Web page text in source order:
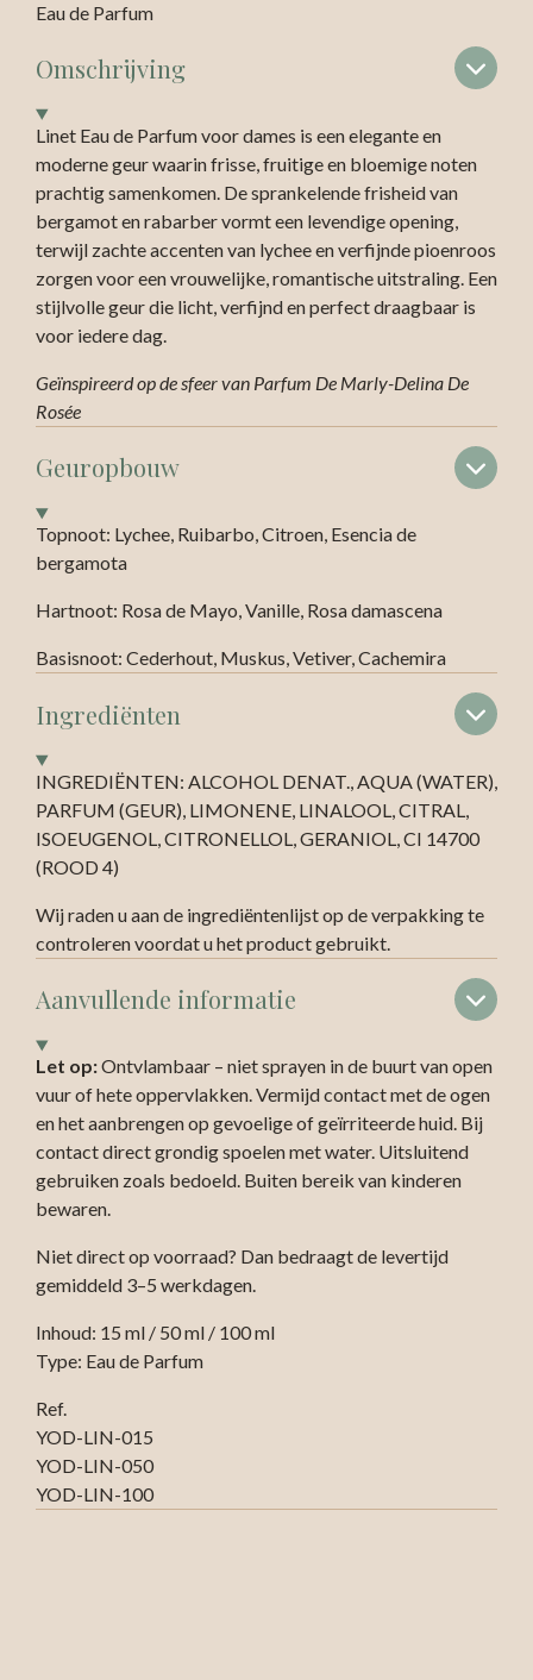
Eau de Parfum
Omschrijving
Linet Eau de Parfum voor dames is een elegante en
moderne geur waarin frisse, fruitige en bloemige noten
prachtig samenkomen. De sprankelende frisheid van
bergamot en rabarber vormt een levendige opening,
terwijl zachte accenten van lychee en verfijnde pioenroos
zorgen voor een vrouwelijke, romantische uitstraling. Een
stijlvolle geur die licht, verfijnd en perfect draagbaar is
voor iedere dag.
Geïnspireerd op de sfeer van Parfum De Marly-Delina De
Rosée
Geuropbouw
Topnoot: Lychee, Ruibarbo, Citroen, Esencia de
bergamota
Hartnoot: Rosa de Mayo, Vanille, Rosa damascena
Basisnoot: Cederhout, Muskus, Vetiver, Cachemira
Ingrediënten
INGREDIËNTEN: ALCOHOL DENAT., AQUA (WATER),
PARFUM (GEUR), LIMONENE, LINALOOL, CITRAL,
ISOEUGENOL, CITRONELLOL, GERANIOL, CI 14700
(ROOD 4)
Wij raden u aan de ingrediëntenlijst op de verpakking te
controleren voordat u het product gebruikt.
Aanvullende informatie
Let op:Ontvlambaar – niet sprayen in de buurt van open
vuur of hete oppervlakken. Vermijd contact met de ogen
en het aanbrengen op gevoelige of geïrriteerde huid. Bij
contact direct grondig spoelen met water. Uitsluitend
gebruiken zoals bedoeld. Buiten bereik van kinderen
bewaren.
Niet direct op voorraad? Dan bedraagt de levertijd
gemiddeld 3–5 werkdagen.
Inhoud: 15 ml / 50 ml / 100 ml
Type: Eau de Parfum
Ref.
YOD-LIN-015
YOD-LIN-050
YOD-LIN-100